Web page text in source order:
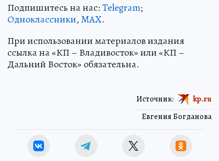
Подпишитесь на нас:Telegram;
Одноклассники,MAX.
При использовании материалов издания
ссылка на «КП – Владивосток» или «КП –
Дальний Восток» обязательна.
Евгения Богданова
Источник: kp.ru